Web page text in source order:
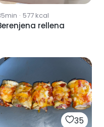
· 577kcal
rellena
35